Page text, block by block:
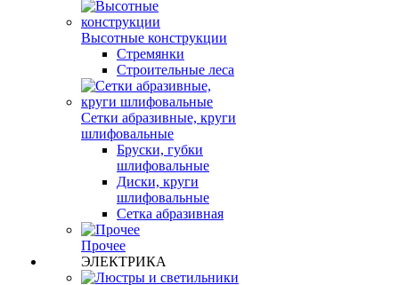
Высотные конструкции
Стремянки
Строительные леса
Сетки абразивные, круги
шлифовальные
Бруски, губки
шлифовальные
Диски, круги
шлифовальные
Сетка абразивная
Прочее
ЭЛЕКТРИКА